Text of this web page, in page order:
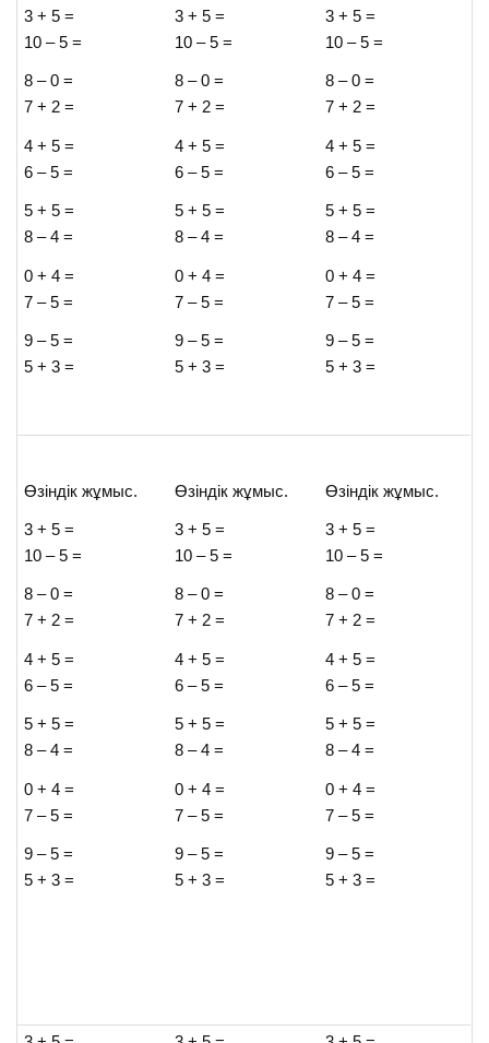
3 + 5 =
10 – 5 =
8 – 0 =
7 + 2 =
4 + 5 =
6 – 5 =
5 + 5 =
8 – 4 =
0 + 4 =
7 – 5 =
9 – 5 =
5 + 3 =
3 + 5 =
10 – 5 =
8 – 0 =
7 + 2 =
4 + 5 =
6 – 5 =
5 + 5 =
8 – 4 =
0 + 4 =
7 – 5 =
9 – 5 =
5 + 3 =
3 + 5 =
10 – 5 =
8 – 0 =
7 + 2 =
4 + 5 =
6 – 5 =
5 + 5 =
8 – 4 =
0 + 4 =
7 – 5 =
9 – 5 =
5 + 3 =
Өзіндік жұмыс.
3 + 5 =
10 – 5 =
8 – 0 =
7 + 2 =
4 + 5 =
6 – 5 =
5 + 5 =
8 – 4 =
0 + 4 =
7 – 5 =
9 – 5 =
5 + 3 =
Өзіндік жұмыс.
3 + 5 =
10 – 5 =
8 – 0 =
7 + 2 =
4 + 5 =
6 – 5 =
5 + 5 =
8 – 4 =
0 + 4 =
7 – 5 =
9 – 5 =
5 + 3 =
Өзіндік жұмыс.
3 + 5 =
10 – 5 =
8 – 0 =
7 + 2 =
4 + 5 =
6 – 5 =
5 + 5 =
8 – 4 =
0 + 4 =
7 – 5 =
9 – 5 =
5 + 3 =